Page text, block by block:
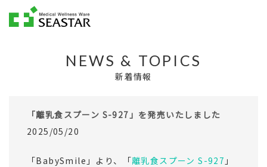
NEWS & TOPICS
新着情報
「離乳食スプーン S-927」を発売いたしました
2025/05/20
「BabySmile」より、「離乳食スプーン S-927 」